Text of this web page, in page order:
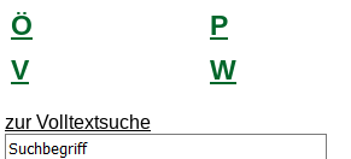
Ö
P
V
W
zur Volltextsuche